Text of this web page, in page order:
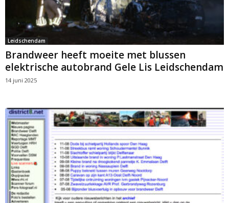
Leidschendam
Brandweer heeft moeite met blussen
elektrische autobrand Gele Lis Leidschendam
14 juni 2025